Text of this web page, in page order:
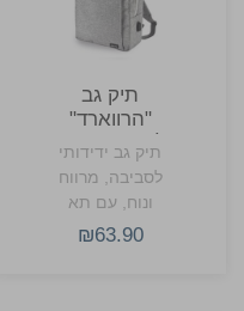
תיק גב
"הרווארד"
למחשב נייד -
פרקטי, אלגנטי
ואקולוגי
תיק גב ידידותי
לסביבה, מרווח
ונוח, עם תא
למחשב נייד, חיבור
₪63.90